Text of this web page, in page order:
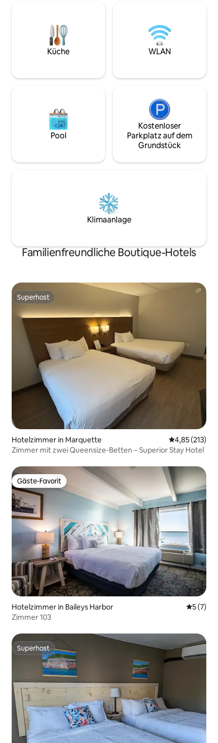
bieten dem Zimmer Komfort, der
nirgendwo in der Nachbarschaft zu
finden ist. Die Suite zeigt Liebe zu Cher
und das unterhaltsame Dekor des
willkommen, LGBQT+ -freundlich.
Kaffeemaschine;
Alleinreisende. Gäste haben
gemeinsamen
Strand, zu
Küche WLAN
Pool
Kostenloser
Parkplatz auf dem
Grundstück
Klimaanlage
Familienfreundliche Boutique-Hotels
Superhost
Superhost
Hotelzimmer in Marquette
4,85 (213)
Zimmer mit zwei Queensize-Betten – Superior Stay Hotel
Gäste-Favorit
Gäste-Favorit
Hotelzimmer in Baileys Harbor
5 (7)
Zimmer 103
Superhost
Superhost